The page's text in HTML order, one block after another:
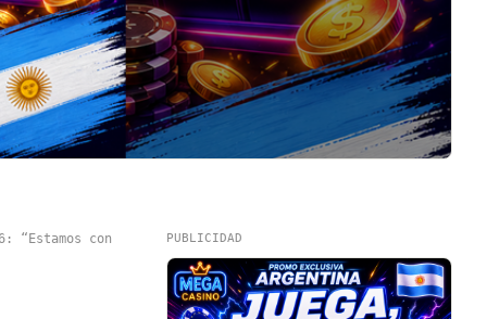
con PUBLICIDAD